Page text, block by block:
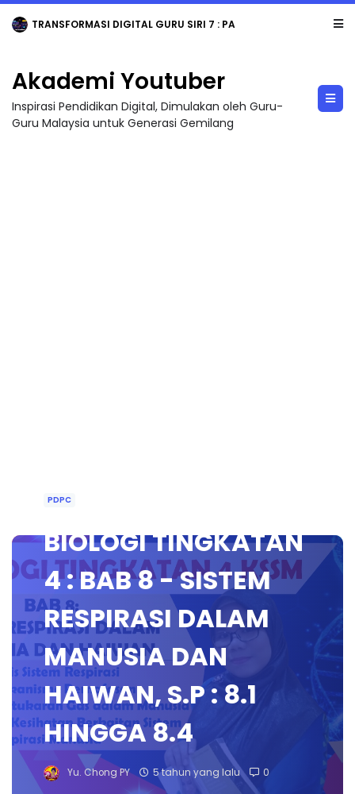
TRANSFORMASI DIGITAL GURU SIRI 7 : PAHLAWAN DIGITAL PENYELAMAT DUNIA
Akademi Youtuber
Inspirasi Pendidikan Digital, Dimulakan oleh Guru-
Guru Malaysia untuk Generasi Gemilang
PDPC
BIOLOGI TINGKATAN
4 : BAB 8 - SISTEM
RESPIRASI DALAM
MANUSIA DAN
HAIWAN, S.P : 8.1
HINGGA 8.4
Yu. Chong PY 5 tahun yang lalu 0